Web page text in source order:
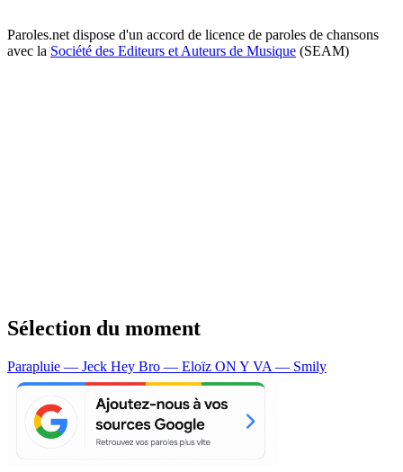
Paroles.net dispose d'un accord de licence de paroles de chansons
avec la Société des Editeurs et Auteurs de Musique (SEAM)
Sélection du moment
Parapluie — Jeck Hey Bro — Eloïz ON Y VA — Smily